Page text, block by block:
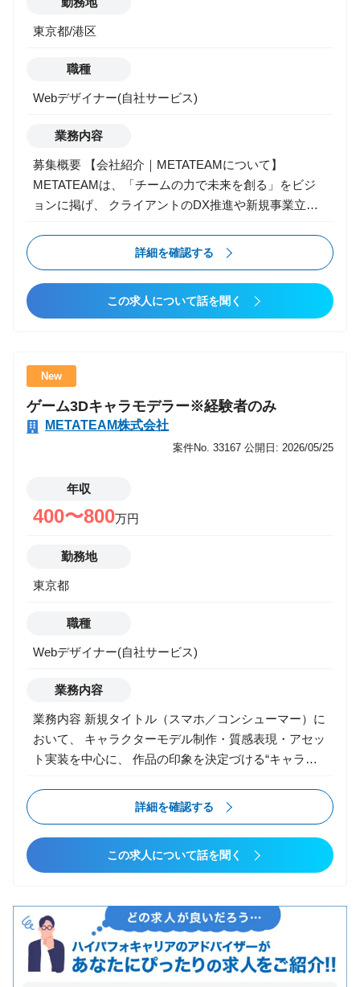
ト、サウンド、企画）との連携と仕様策定 ・新規タイ
トルのプロトタイプ制作、検証 ・企画・技術提案、ク
東京都/港区
職種
Webデザイナー(自社サービス)
業務内容
募集概要 【会社紹介｜METATEAMについて】
METATEAMは、「チームの力で未来を創る」をビジ
ョンに掲げ、 クライアントのDX推進や新規事業立ち
ァームです。現在、“エンタメ事業部”として、ゲー
ム・IP・デジタルコンテンツ領域に特化した開発支
援・制作体制構築・人材プロデュース事業を展開。 コ
ンシューマーからモバイル、VR、IPビジネスまで、幅
事業部では、単なる開発支援にとどまらず、 「クリエ
イターが本来の力を最大化できるチーム」を目指して
います。 今後は、 ・ハイエンドタイトル開発支援 ・
IPを活用したコンテンツ開発 ・AI／デジタルツインを
活用した新規事業創出 など、エンタメ×テクノロジー
発の先”に広がる可能性を、一緒に形にしていきません
か？ この仕事で得られるもの ・コンシューマー／大
型IPタイトルなどのハイエンド開発現場に参画できる
・新規事業部の立ち上げメンバーとして、事業成長に
直接関わる ・将来的に開発チームリーダー／プロデュ
ーサーなどへのキャリア拡張も可能 ・エンタメ領域の
得られる 業務内容 ご経験・志向に応じて、以下のよ
うなアート×技術の橋渡し業務を担当していただきま
Unity を用いたアセット実装・最適化 マテリアル／シ
調整 キャラクター・背景・エフェクトの描画負荷最適
化 リグ／スキニング／アニメーションBPの技術支援
DCCツール（Maya / Blender / Houdini 等）との連携ワ
ークフロー構築 アーティスト向けツール／自動化スク
リプトの設計・開発 エンジニア・アーティスト間の技
術的調整・課題解決 アセット管理ルール・制作フロー
詳細を確認する
この求人について話を聞く
New
ゲーム3Dキャラモデラー※経験者のみ
METATEAM株式会社
案件No. 33167 公開日: 2026/05/25
年収
400〜800万円
勤務地
東京都
職種
Webデザイナー(自社サービス)
業務内容
業務内容 新規タイトル（スマホ／コンシューマー）に
おいて、 キャラクターモデル制作・質感表現・アセッ
ト実装を中心に、 作品の印象を決定づける“キャラづ
ー・アニメーター・エンジニアと密に連携し、 世界観
に沿ったビジュアルクオリティの追求に取り組んでい
ただきます。 【主な業務】 ▼ キャラクターモデリン
グ キャラクター、NPC、モンスターのモデリング ス
毛流れ表現（必要に応じて） PBRベースでのマテリア
ル制作 顔／表情の設計補助（アニメーション部門との
連携） ▼ リギング／セットアップ（担当できる範囲
詳細を確認する
この求人について話を聞く